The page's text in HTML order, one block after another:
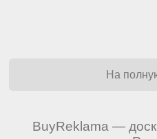
На
BuyReklama —